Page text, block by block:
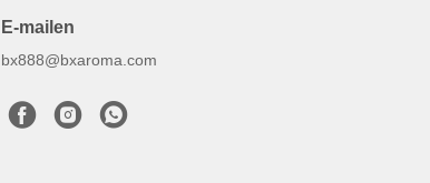
E-mailen
bx888@bxaroma.com